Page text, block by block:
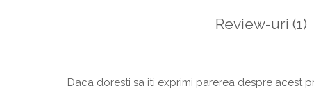
Review-uri (1)
Daca doresti sa iti exprimi parerea despre acest